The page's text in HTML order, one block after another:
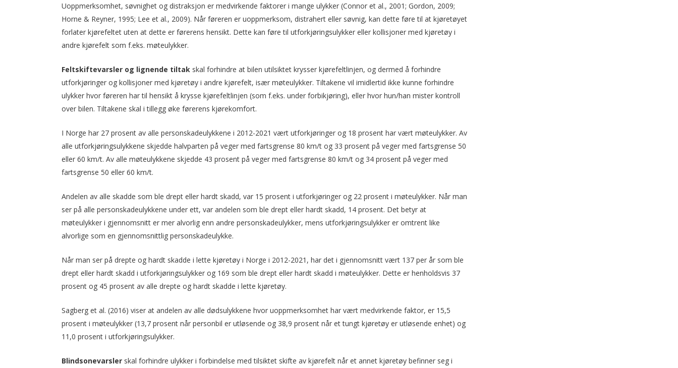
Uoppmerksomhet, søvnighet og distraksjon er medvirkende faktorer i mange ulykker (Connor et al., 2001; Gordon, 2009;
Horne & Reyner, 1995; Lee et al., 2009). Når føreren er uoppmerksom, distrahert eller søvnig, kan dette føre til at kjøretøyet
forlater kjørefeltet uten at dette er førerens hensikt. Dette kan føre til utforkjøringsulykker eller kollisjoner med kjøretøy i
andre kjørefelt som f.eks. møteulykker.
Feltskiftevarsler og lignende tiltak skal forhindre at bilen utilsiktet krysser kjørefeltlinjen, og dermed å forhindre
utforkjøringer og kollisjoner med kjøretøy i andre kjørefelt, især møteulykker. Tiltakene vil imidlertid ikke kunne forhindre
ulykker hvor føreren har til hensikt å krysse kjørefeltlinjen (som f.eks. under forbikjøring), eller hvor hun/han mister kontroll
over bilen. Tiltakene skal i tillegg øke førerens kjørekomfort.
I Norge har 27 prosent av alle personskadeulykkene i 2012-2021 vært utforkjøringer og 18 prosent har vært møteulykker. Av
alle utforkjøringsulykkene skjedde halvparten på veger med fartsgrense 80 km/t og 33 prosent på veger med fartsgrense 50
eller 60 km/t. Av alle møteulykkene skjedde 43 prosent på veger med fartsgrense 80 km/t og 34 prosent på veger med
fartsgrense 50 eller 60 km/t.
Andelen av alle skadde som ble drept eller hardt skadd, var 15 prosent i utforkjøringer og 22 prosent i møteulykker. Når man
ser på alle personskadeulykkene under ett, var andelen som ble drept eller hardt skadd, 14 prosent. Det betyr at
møteulykker i gjennomsnitt er mer alvorlig enn andre personskadeulykker, mens utforkjøringsulykker er omtrent like
alvorlige som en gjennomsnittlig personskadeulykke.
Når man ser på drepte og hardt skadde i lette kjøretøy i Norge i 2012-2021, har det i gjennomsnitt vært 137 per år som ble
drept eller hardt skadd i utforkjøringsulykker og 169 som ble drept eller hardt skadd i møteulykker. Dette er henholdsvis 37
prosent og 45 prosent av alle drepte og hardt skadde i lette kjøretøy.
Sagberg et al. (2016) viser at andelen av alle dødsulykkene hvor uoppmerksomhet har vært medvirkende faktor, er 15,5
prosent i møteulykker (13,7 prosent når personbil er utløsende og 38,9 prosent når et tungt kjøretøy er utløsende enhet) og
11,0 prosent i utforkjøringsulykker.
Blindsonevarsler skal forhindre ulykker i forbindelse med tilsiktet skifte av kjørefelt når et annet kjøretøy befinner seg i